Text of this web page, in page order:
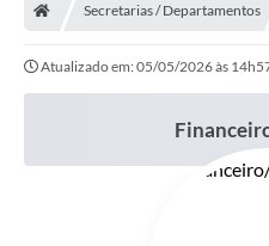
Secretarias / Departamentos
Atualizado em: 05/05/2026 às